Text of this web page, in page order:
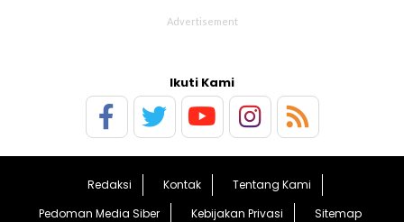
Ikuti Kami
Redaksi Kontak
Tentang Kami
Pedoman Media Siber
Kebijakan Privasi Sitemap